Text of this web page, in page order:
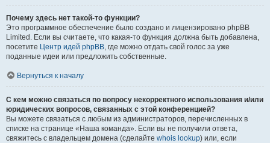
Почему здесь нет такой-то функции?
Это программное обеспечение было создано и лицензировано phpBB
Limited. Если вы считаете, что какая-то функция должна быть добавлена,
посетите Центр идей phpBB, где можно отдать свой голос за уже
поданные идеи или предложить собственные.
Вернуться к началу
С кем можно связаться по вопросу некорректного использования и/или
юридических вопросов, связанных с этой конференцией?
Вы можете связаться с любым из администраторов, перечисленных в
списке на странице «Наша команда». Если вы не получили ответа,
свяжитесь с владельцем домена (сделайте whois lookup) или, если